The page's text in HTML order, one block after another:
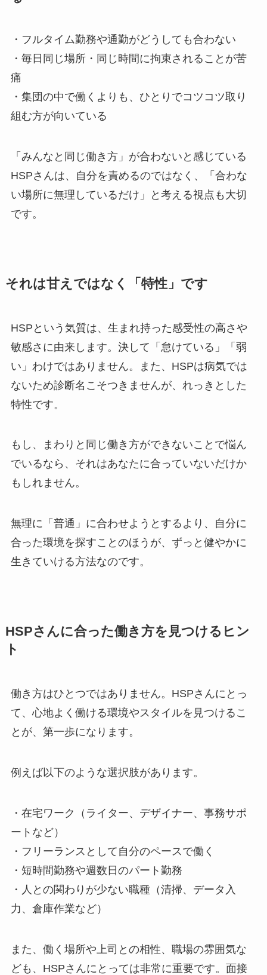
・フルタイム勤務や通勤がどうしても合わない
・毎日同じ場所・同じ時間に拘束されることが苦
痛
・集団の中で働くよりも、ひとりでコツコツ取り
組む方が向いている
「みんなと同じ働き方」が合わないと感じている
HSPさんは、自分を責めるのではなく、「合わな
い場所に無理しているだけ」と考える視点も大切
です。
それは甘えではなく「特性」です
HSPという気質は、生まれ持った感受性の高さや
敏感さに由来します。決して「怠けている」「弱
い」わけではありません。また、HSPは病気では
ないため診断名こそつきませんが、れっきとした
特性です。
もし、まわりと同じ働き方ができないことで悩ん
でいるなら、それはあなたに合っていないだけか
もしれません。
無理に「普通」に合わせようとするより、自分に
合った環境を探すことのほうが、ずっと健やかに
生きていける方法なのです。
HSPさんに合った働き方を見つけるヒン
ト
働き方はひとつではありません。HSPさんにとっ
て、心地よく働ける環境やスタイルを見つけるこ
とが、第一歩になります。
例えば以下のような選択肢があります。
・在宅ワーク（ライター、デザイナー、事務サポ
ートなど）
・フリーランスとして自分のペースで働く
・短時間勤務や週数日のパート勤務
・人との関わりが少ない職種（清掃、データ入
力、倉庫作業など）
また、働く場所や上司との相性、職場の雰囲気な
ども、HSPさんにとっては非常に重要です。面接